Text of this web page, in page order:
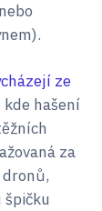
ze
kde hašení
za